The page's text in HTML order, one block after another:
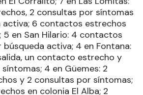
2 consultas por síntomas
activa; 6 contactos estrechos
5 en San Hilario: 4 contactos
activa; 4 en Fontana:
un contacto estrecho y
4 en Güemes: 2
y 2 consultas por síntomas;
en colonia El Alba; 2